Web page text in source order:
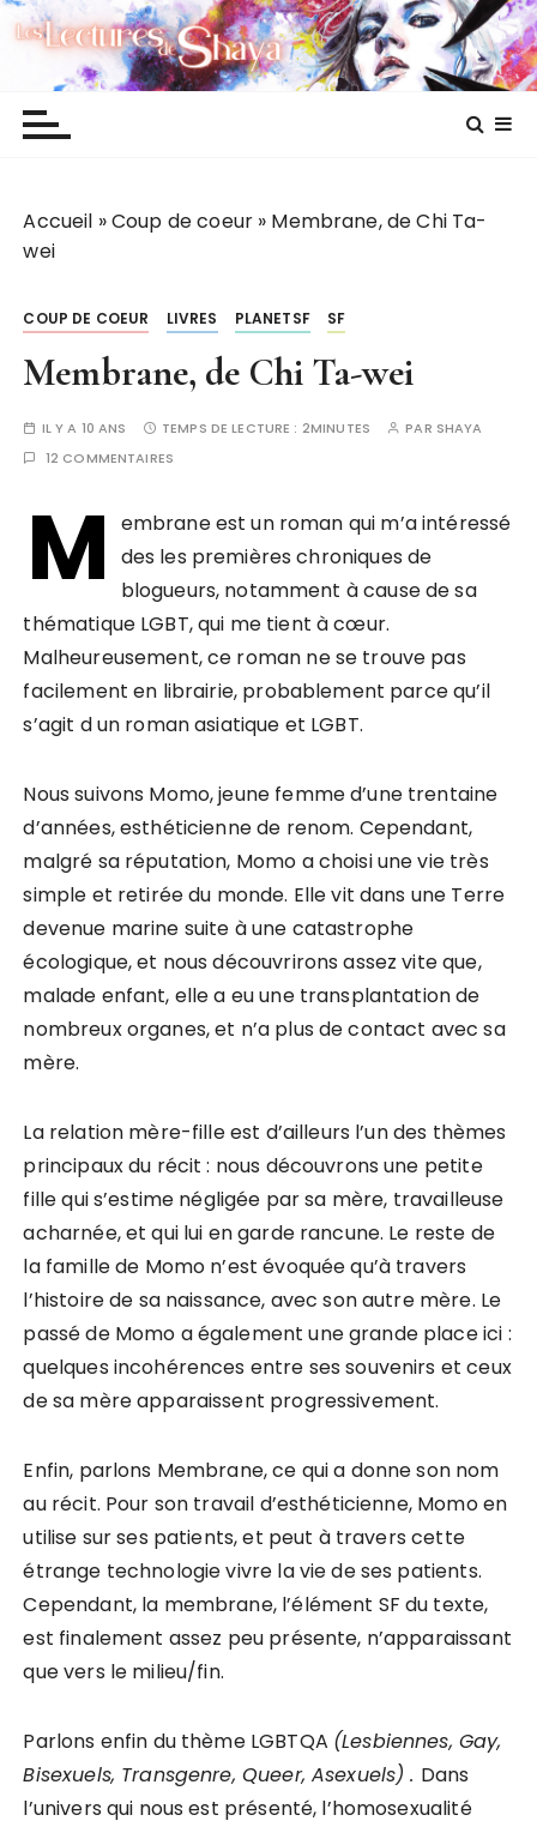
P
Les lectures de Shaya
Accueil »Coup de coeur» Membrane, de Chi Ta-
wei
COUP DE COEUR LIVRES PLANETSF SF
Membrane, de Chi Ta-wei
IL Y A 10 ANS TEMPS DE LECTURE : 2MINUTES PAR SHAYA
12 COMMENTAIRES
M
embrane est un roman qui m’a intéressé
des les premières chroniques de
blogueurs, notamment à cause de sa
thématique LGBT, qui me tient à cœur.
Malheureusement, ce roman ne se trouve pas
facilement en librairie, probablement parce qu’il
s’agit d un roman asiatique et LGBT.
Nous suivons Momo, jeune femme d’une trentaine
d’années, esthéticienne de renom. Cependant,
malgré sa réputation, Momo a choisi une vie très
simple et retirée du monde. Elle vit dans une Terre
devenue marine suite à une catastrophe
écologique, et nous découvrirons assez vite que,
malade enfant, elle a eu une transplantation de
nombreux organes, et n’a plus de contact avec sa
mère.
La relation mère-fille est d’ailleurs l’un des thèmes
principaux du récit : nous découvrons une petite
fille qui s’estime négligée par sa mère, travailleuse
acharnée, et qui lui en garde rancune. Le reste de
la famille de Momo n’est évoquée qu’à travers
l’histoire de sa naissance, avec son autre mère. Le
passé de Momo a également une grande place ici :
quelques incohérences entre ses souvenirs et ceux
de sa mère apparaissent progressivement.
Enfin, parlons Membrane, ce qui a donne son nom
au récit. Pour son travail d’esthéticienne, Momo en
utilise sur ses patients, et peut à travers cette
étrange technologie vivre la vie de ses patients.
Cependant, la membrane, l’élément SF du texte,
est finalement assez peu présente, n’apparaissant
que vers le milieu/fin.
Parlons enfin du thème LGBTQA (Lesbiennes, Gay,
Bisexuels, Transgenre, Queer, Asexuels) . Dans
l’univers qui nous est présenté, l’homosexualité